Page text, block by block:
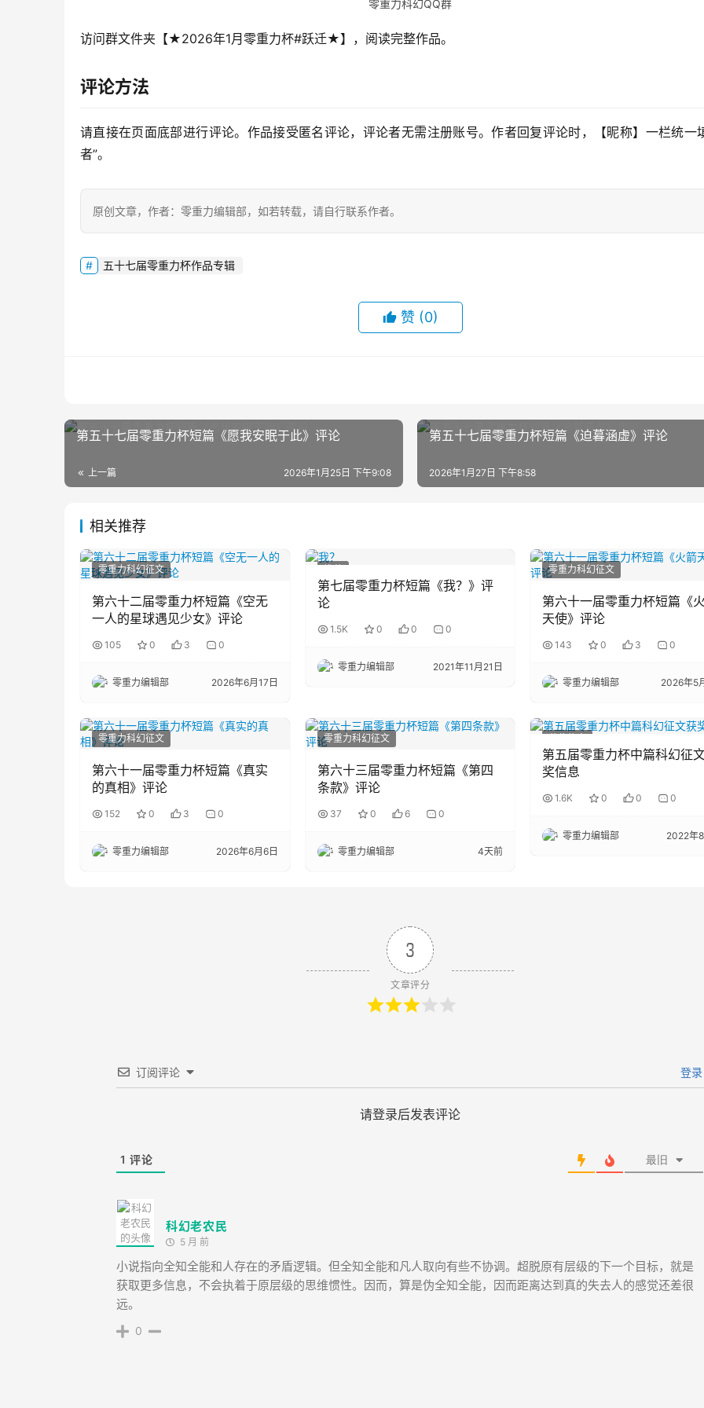
零重力科幻QQ群
访问群文件夹【★2026年1月零重力杯#跃迁★】，阅读完整作品。
评论方法
请直接在页面底部进行评论。作品接受匿名评论，评论者无需注册账号。作者回复评论时，【昵称】一栏统一
者”。
原创文章，作者：零重力编辑部，如若转载，请自行联系作者。
五十七届零重力杯作品专辑
赞 (0)
第五十七届零重力杯短篇《愿我安眠于此》评论
上一篇 2026年1月25日 下午9:08
第五十七届零重力杯短篇《迫暮涵虚》评论
2026年1月27日 下午8:58
相关推荐
零重力科幻征文
第六十二届零重力杯短篇《空无
一人的星球遇见少女》评论
105 0 3 0
零重力编辑部 2026年6月17日
第七届零重力杯短篇《我？》评
论
1.5K 0 0 0
零重力编辑部 2021年11月21日
零重力科幻征文
第六十一届零重力杯短篇《
天使》评论
143 0 3 0
零重力编辑部 2026年5
零重力科幻征文
第六十一届零重力杯短篇《真实
的真相》评论
152 0 3 0
零重力编辑部 2026年6月6日
零重力科幻征文
第六十三届零重力杯短篇《第四
条款》评论
37 0 6 0
零重力编辑部 4天前
第五届零重力杯中篇科幻征
奖信息
1.6K 0 0 0
零重力编辑部 2022年
3
文章评分
订阅评论 登录
请登录后发表评论
1 评论 最旧
科幻老农民
5 月 前
小说指向全知全能和人存在的矛盾逻辑。但全知全能和凡人取向有些不协调。超脱原有层级的下一个目标，就是
获取更多信息，不会执着于原层级的思维惯性。因而，算是伪全知全能，因而距离达到真的失去人的感觉还差很
远。
0